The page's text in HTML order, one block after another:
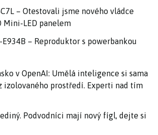
– Otestovali jsme nového vládce
Mini-LED panelem
E934B – Reproduktor s powerbankou
v OpenAI: Umělá inteligence si sama
izolovaného prostředí. Experti nad tím
Podvodníci mají nový fígl, dejte si